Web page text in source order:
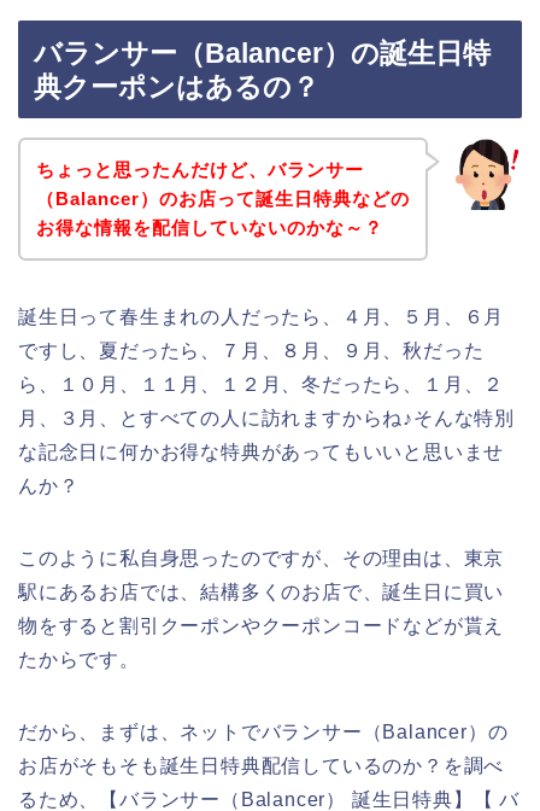
バランサー（Balancer）の誕生日特
典クーポンはあるの？
ちょっと思ったんだけど、バランサー
（Balancer）のお店って誕生日特典などの
お得な情報を配信していないのかな～？
誕生日って春生まれの人だったら、４月、５月、６月
ですし、夏だったら、７月、８月、９月、秋だった
ら、１０月、１１月、１２月、冬だったら、１月、２
月、３月、とすべての人に訪れますからね♪そんな特別
な記念日に何かお得な特典があってもいいと思いませ
んか？
このように私自身思ったのですが、その理由は、東京
駅にあるお店では、結構多くのお店で、誕生日に買い
物をすると割引クーポンやクーポンコードなどが貰え
たからです。
だから、まずは、ネットでバランサー（Balancer）の
お店がそもそも誕生日特典配信しているのか？を調べ
るため、【バランサー（Balancer） 誕生日特典】【 バ